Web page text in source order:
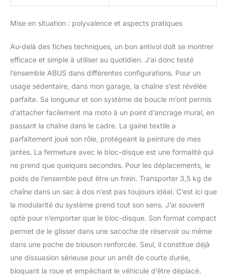
Mise en situation : polyvalence et aspects pratiques
Au-delà des fiches techniques, un bon antivol doit se montrer
efficace et simple à utiliser au quotidien. J’ai donc testé
l’ensemble ABUS dans différentes configurations. Pour un
usage sédentaire, dans mon garage, la chaîne s’est révélée
parfaite. Sa longueur et son système de boucle m’ont permis
d’attacher facilement ma moto à un point d’ancrage mural, en
passant la chaîne dans le cadre. La gaine textile a
parfaitement joué son rôle, protégeant la peinture de mes
jantes. La fermeture avec le bloc-disque est une formalité qui
ne prend que quelques secondes. Pour les déplacements, le
poids de l’ensemble peut être un frein. Transporter 3,5 kg de
chaîne dans un sac à dos n’est pas toujours idéal. C’est ici que
la modularité du système prend tout son sens. J’ai souvent
opté pour n’emporter que le bloc-disque. Son format compact
permet de le glisser dans une sacoche de réservoir ou même
dans une poche de blouson renforcée. Seul, il constitue déjà
une dissuasion sérieuse pour un arrêt de courte durée,
bloquant la roue et empêchant le véhicule d’être déplacé.